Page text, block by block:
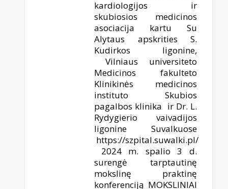
kardiologijos ir
skubiosios medicinos
asociacija kartu Su
Alytaus apskrities S.
Kudirkos ligonine,
Vilniaus universiteto
Medicinos fakulteto
Klinikinės medicinos
instituto Skubios
pagalbos klinika ir Dr. L.
Rydygierio vaivadijos
ligonine Suvalkuose
https://szpital.suwalki.pl/
2024 m. spalio 3 d.
surengė tarptautinę
mokslinę praktinę
konferenciją MOKSLINIAI